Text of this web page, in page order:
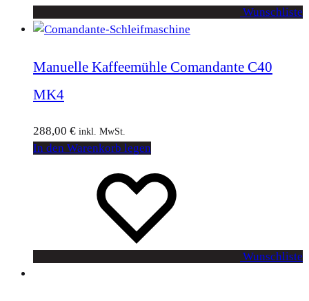
Wunschliste
Manuelle Kaffeemühle Comandante C40
MK4
288,00 € inkl. MwSt.
In den Warenkorb legen
Wunschliste